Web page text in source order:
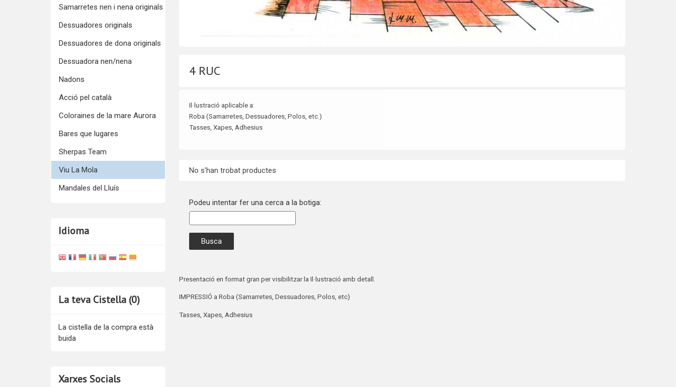
Samarretes nen i nena originals
Dessuadores originals
Dessuadores de dona originals
Dessuadora nen/nena
Nadons
Acció pel català
Coloraines de la mare Aurora
Bares que lugares
Sherpas Team
Viu La Mola
Mandales del Lluís
Idioma
La teva Cistella (0)
La cistella de la compra està
buida
Xarxes Socials
4 RUC
Il·lustració aplicable a:
Roba (Samarretes, Dessuadores, Polos, etc.)
Tasses, Xapes, Adhesius
No s'han trobat productes
Podeu intentar fer una cerca a la botiga:
Presentació en format gran per visibilitzar la Il·lustració amb detall.
IMPRESSIÓ a Roba (Samarretes, Dessuadores, Polos, etc)
Tasses, Xapes, Adhesius